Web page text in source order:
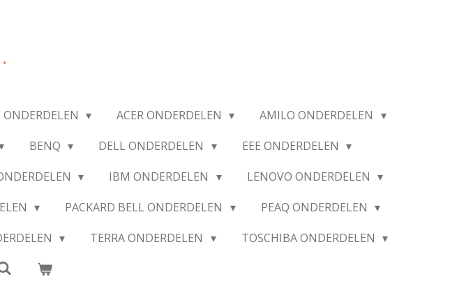
.
ACER ONDERDELEN
AMILO ONDERDELEN
BENQ DELL ONDERDELEN
EEE ONDERDELEN
IBM ONDERDELEN
LENOVO ONDERDELEN
PACKARD BELL ONDERDELEN
PEAQ ONDERDELEN
TERRA ONDERDELEN TOSCHIBA ONDERDELEN